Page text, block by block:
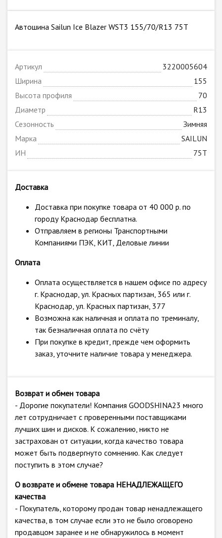
Автошина Sailun Ice Blazer WST3 155/70/R13 75T
Артикул
3220005604
Ширина
155
Высота профиля
70
Диаметр
R13
Сезонность
Зимняя
Марка
SAILUN
ИН
75T
Доставка
Доставка при покупке товара от 40 000 р. по
городу Краснодар бесплатна.
Отправляем в регионы Транспортными
Компаниями ПЭК, КИТ, Деловые линии
Оплата
Оплата осуществляется в нашем офисе по адресу
г. Краснодар, ул. Красных партизан, 365 или г.
Краснодар, ул. Красных партизан, 377
Возможна как наличная и оплата по треминалу,
так безналичная оплата по счёту
При покупке в кредит, прежде чем оформить
заказ, уточните наличие товара у менеджера.
Возврат и обмен товара
- Дорогие покупатели! Компания GOODSHINA23 много
лет сотрудничает с проверенными поставщиками
лучших шин и дисков. К сожалению, никто не
застрахован от ситуации, когда качество товара
может быть подвергнуто сомнению. Как следует
поступить в этом случае?
О возврате и обмене товара НЕНАДЛЕЖАЩЕГО
качества
- Покупатель, которому продан товар ненадлежащего
качества, в том случае если это не было оговорено
продавцом заранее и не обнаружилось в момент